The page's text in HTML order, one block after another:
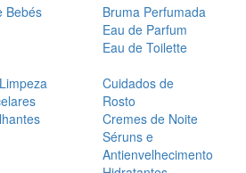
Bebés
Bruma Perfumada
Eau de Parfum
Eau de Toilette
Cuidados de
Rosto
Cremes de Noite
Séruns e
Antienvelhecimento